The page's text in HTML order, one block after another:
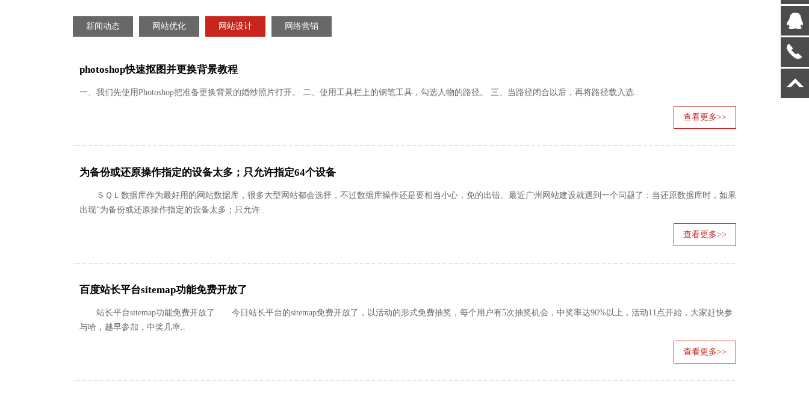
新闻动态 网站优化 网站设计 网络营销
photoshop快速抠图并更换背景教程
一、我们先使用Photoshop把准备更换背景的婚纱照片打开。 二、使用工具栏上的钢笔工具，勾选人物的路径。 三、当路径闭合以后，再将路径载入选..
查看更多>>
为备份或还原操作指定的设备太多；只允许指定64个设备
ＳＱＬ数据库作为最好用的网站数据库，很多大型网站都会选择，不过数据库操作还是要相当小心，免的出错。最近广州网站建设就遇到一个问题了：当还原数据库时，如果
出现“为备份或还原操作指定的设备太多；只允许..
查看更多>>
百度站长平台sitemap功能免费开放了
站长平台sitemap功能免费开放了 今日站长平台的sitemap免费开放了，以活动的形式免费抽奖，每个用户有5次抽奖机会，中奖率达90%以上，活动11点开始，大家赶快参
与哈，越早参加，中奖几率..
查看更多>>